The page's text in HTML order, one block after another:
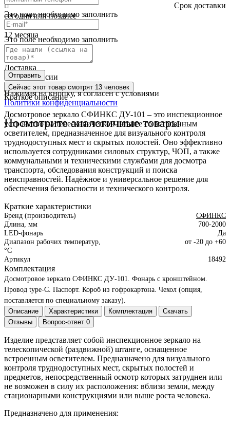
Это поле необходимо заполнить
Это поле необходимо заполнить
Отправить
Нажимая на кнопку, я согласен с условиями
Политики конфиденциальности
Посмотрите аналогичные товары
Cрок доставки
сегодня или позднее
Гарантия
12 месяца
Обмен и возврат
2 недели
Доставка
по всей России
Сейчас этот товар смотрят 13 человек
Краткое описание
Досмотровое зеркало СФИНКС ДУ-101 – это инспекционное
устройство на телескопической штанге со встроенным
осветителем, предназначенное для визуального контроля
труднодоступных мест и скрытых полостей. Оно эффективно
используется сотрудниками силовых структур, ЧОП, а также
коммунальными и техническими службами для досмотра
транспорта, обследования конструкций и поиска
неисправностей. Надёжное и универсальное решение для
обеспечения безопасности и технического контроля.
Краткие характеристики
Бренд (производитель)
СФИНКС
Длина, мм
700-2000
LED-фонарь
Да
Диапазон рабочих температур,
°С
от -20 до +60
Артикул 18492
Комплектация
Досмотровое зеркало СФИНКС ДУ-101.
Фонарь с кронштейном.
Провод type-C. Паспорт. Короб из гофрокартона. Чехол (опция,
поставляется по специальному заказу).
Описание
Характеристики Комплектация
Скачать
Отзывы
Вопрос-ответ 0
Изделие представляет собой инспекционное зеркало на
телескопической (раздвижной) штанге, оснащенное
встроенным осветителем. Предназначено для визуального
контроля труднодоступных мест, скрытых полостей и
предметов, непосредственный осмотр которых затруднен или
не возможен в силу их расположения: вблизи земли, между
стационарными конструкциями или выше роста человека.
Предназначено для применения: